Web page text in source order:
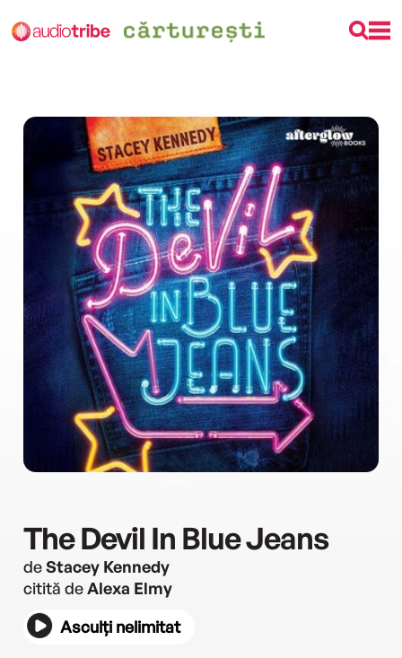
The Devil In Blue Jeans
deStacey Kennedy
citită deAlexa Elmy
Asculți nelimitat